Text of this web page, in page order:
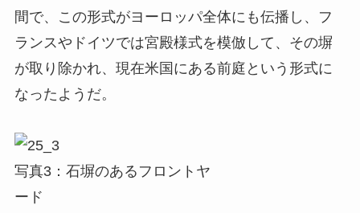
間で、この形式がヨーロッパ全体にも伝播し、フ
ランスやドイツでは宮殿様式を模倣して、その塀
が取り除かれ、現在米国にある前庭という形式に
なったようだ。
写真3：石塀のあるフロントヤ
ード